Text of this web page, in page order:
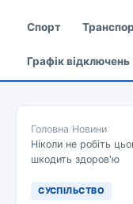
Спорт
Графік відключень
Головна/Новини/
Ніколи не робіть
шкодить здоров'ю
СУСПІЛЬСТВО